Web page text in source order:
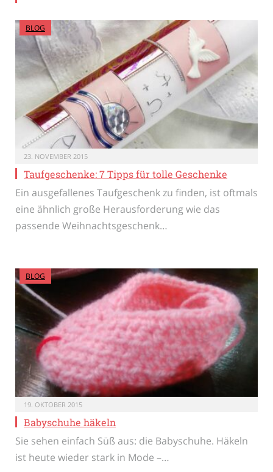
BLOG
23. NOVEMBER 2015
Taufgeschenke: 7 Tipps für tolle Geschenke
Ein ausgefallenes Taufgeschenk zu finden, ist oftmals
eine ähnlich große Herausforderung wie das
passende Weihnachtsgeschenk…
BLOG
19. OKTOBER 2015
Babyschuhe häkeln
Sie sehen einfach Süß aus: die Babyschuhe. Häkeln
ist heute wieder stark in Mode –…